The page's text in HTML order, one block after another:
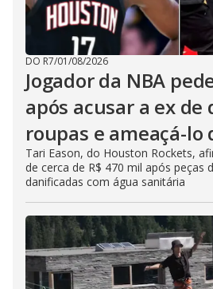
DO R7/01/08/2026
Jogador da NBA
após acusar a ex
roupas e ameaçá-lo
Tari Eason, do Houston Rockets,
de cerca de R$ 470 mil após peças
danificadas com água sanitária